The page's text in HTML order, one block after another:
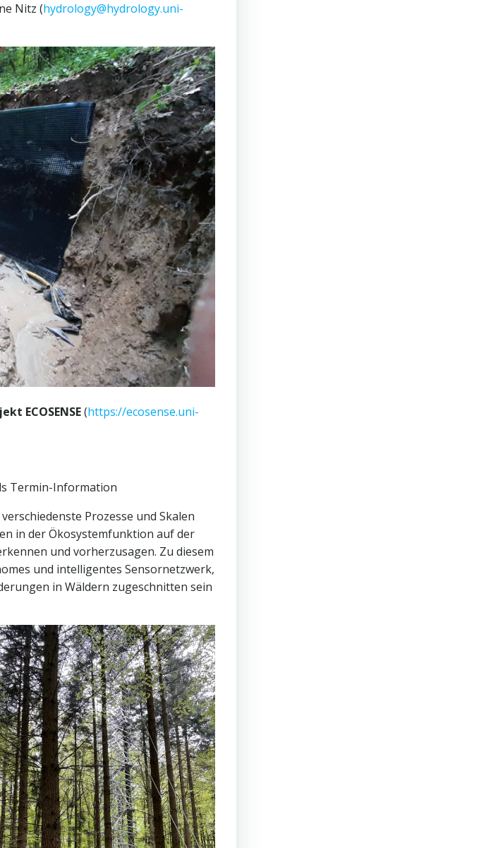
Nitz (hydrology@hydrology.uni-
ECOSENSE(https://ecosense.uni-
Termin-Information
Prozesse und Skalen
in der Ökosystemfunktion auf der
und vorherzusagen. Zu diesem
und intelligentes Sensornetzwerk,
in Wäldern zugeschnitten sein